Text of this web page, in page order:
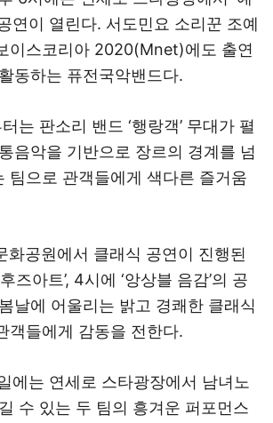
연이 열린다. 서도민요 소리꾼 조예
이스코리아 2020(Mnet)에도 출연
동하는 퓨전국악밴드다.
는 판소리 밴드 ‘행랑객’ 무대가 펼
음악을 기반으로 장르의 경계를 넘
팀으로 관객들에게 색다른 즐거움
화공원에서 클래식 공연이 진행된
즈아트’, 4시에 ‘앙상블 음감’의 공
날에 어울리는 밝고 경쾌한 클래식
객들에게 감동을 전한다.
에는 연세로 스타광장에서 남녀노
수 있는 두 팀의 흥겨운 퍼포먼스